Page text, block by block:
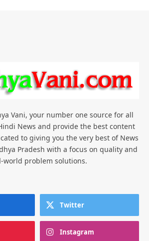
Vani, your number one source for all
News and provide the best content
to giving you the very best of News
Pradesh with a focus on quality and
world problem solutions.
Twitter
Instagram